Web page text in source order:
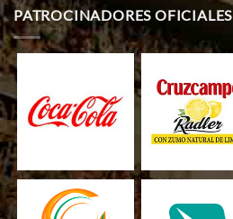
PATROCINADORES OFICIALES